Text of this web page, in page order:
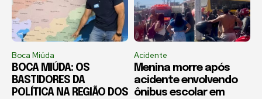
Boca Miúda
BOCA MIÚDA: OS
BASTIDORES DA
POLÍTICA NA REGIÃO DOS
Acidente
Menina morre após
acidente envolvendo
ônibus escolar em